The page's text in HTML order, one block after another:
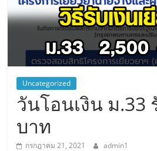
Uncategorized
วันโอนเงิน ม.33
บาท
กรกฎาคม 21, 2021 admin1